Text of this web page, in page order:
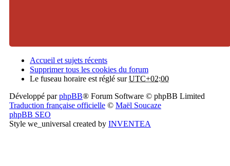
Accueil et sujets récents
Supprimer tous les cookies du forum
Le fuseau horaire est réglé surUTC+02:00
Développé parphpBB® Forum Software © phpBB Limited
Traduction française officielle © Maël Soucaze
phpBB SEO
Style we_universal created by INVENTEA